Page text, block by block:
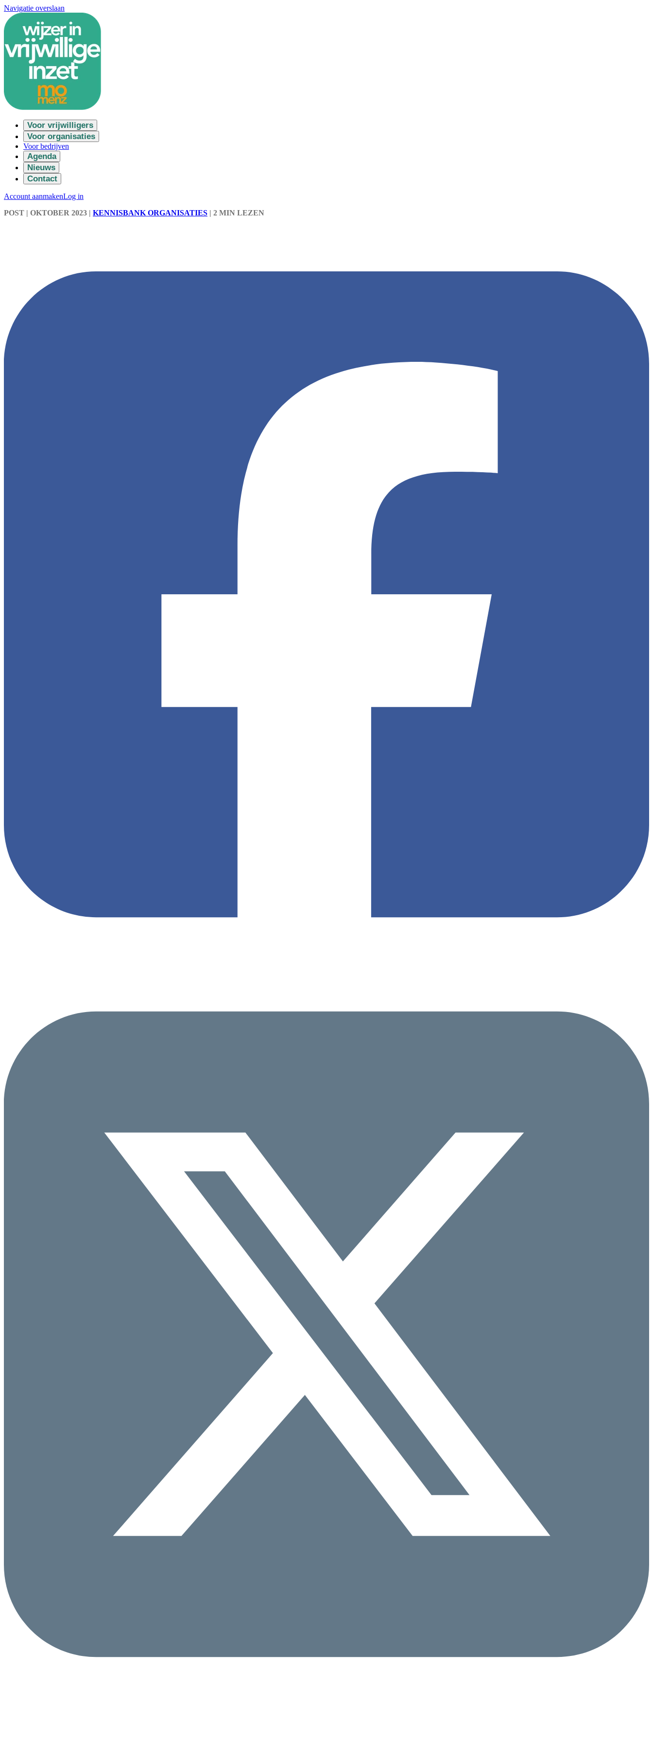
Navigatie overslaan
Voor vrijwilligers
Voor organisaties
Voor bedrijven
Agenda
Nieuws
Contact
Account aanmakenLog in
POST | OKTOBER 2023 | KENNISBANK ORGANISATIES | 2 MIN LEZEN